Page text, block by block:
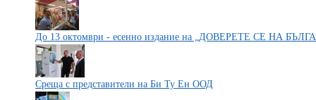
До 13 октомври - есенно издание на „ДОВЕРЕТЕ СЕ НА
Среща с представители на Би Ту Ен ООД